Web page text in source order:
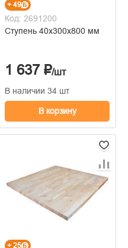
+ 49
Код: 2691200
Ступень 40x300x800 мм
1 637 ₽/шт
В наличии 34 шт
В корзину
+ 25